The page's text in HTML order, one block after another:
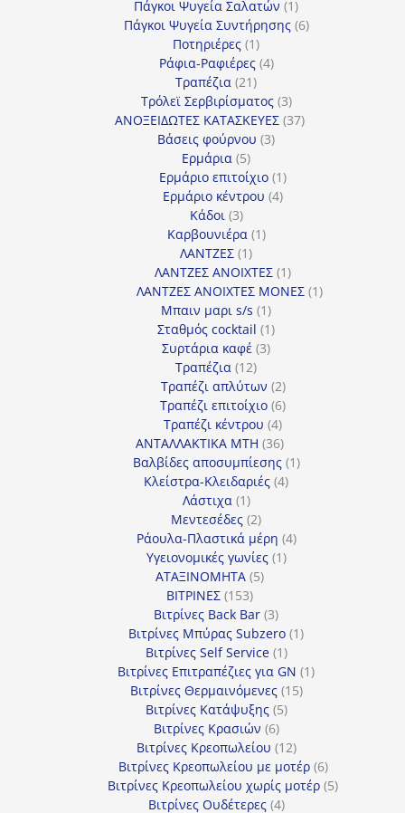
προϊόν
Πάγκοι Ψυγεία Σαλατών 11
προϊόν
Πάγκοι Ψυγεία Συντήρησης 66
Ποτηριέρες 11
προϊόν
Ράφια-Ραφιέρες 44
Τραπέζια 2121
προϊόντα
Τρόλεϊ Σερβιρίσματος 33
προϊόντα
ΑΝΟΞΕΙΔΩΤΕΣ ΚΑΤΑΣΚΕΥΕΣ 3737
Βάσεις φούρνου 33
Ερμάρια 55
προϊόντα
Ερμάριο επιτοίχιο 11
προϊόν
Ερμάριο κέντρου 44
Κάδοι 33
προϊόντα
Καρβουνιέρα 11
ΛΑΝΤΖΕΣ 11
προϊόν
ΛΑΝΤΖΕΣ ΑΝΟΙΧΤΕΣ 11
προϊόν
ΛΑΝΤΖΕΣ ΑΝΟΙΧΤΕΣ ΜΟΝΕΣ 11
Μπαιν μαρι s/s 11
προϊόν
Σταθμός cocktail 11
Συρτάρια καφέ 33
Τραπέζια 1212
προϊόντα
Τραπέζι απλύτων 22
προϊόντα
Τραπέζι επιτοίχιο 66
προϊόντα
Τραπέζι κέντρου 44
προϊόντα
ΑΝΤΑΛΛΑΚΤΙΚΑ MTH 3636
προϊόντα
Βαλβίδες αποσυμπίεσης 11
Κλείστρα-Κλειδαριές 44
Λάστιχα 11
προϊόν
Μεντεσέδες 22
προϊόντα
Ράουλα-Πλαστικά μέρη 44
Υγειονομικές γωνίες 11
ΑΤΑΞΙΝΟΜΗΤΑ 55
ΒΙΤΡΙΝΕΣ 153153
προϊόντα
Βιτρίνες Back Bar 33
προϊόντα
Βιτρίνες Mπύρας Subzero 11
Βιτρίνες Self Service 11
προϊόν
Βιτρίνες Επιτραπέζιες για GN 11
Βιτρίνες Θερμαινόμενες 1515
Βιτρίνες Κατάψυξης 55
Βιτρίνες Κρασιών 66
προϊόντα
Βιτρίνες Κρεοπωλείου 1212
προϊόντα
Βιτρίνες Κρεοπωλείου με μοτέρ 66
προϊόντα
Βιτρίνες Κρεοπωλείου χωρίς μοτέρ 55
Βιτρίνες Ουδέτερες 44